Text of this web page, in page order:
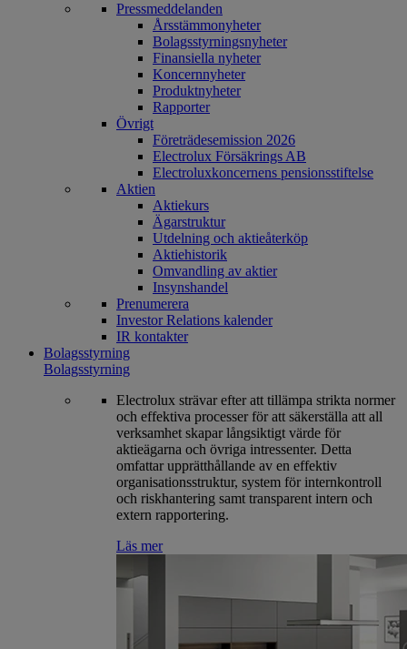
Pressmeddelanden
Årsstämmonyheter
Bolagsstyrningsnyheter
Finansiella nyheter
Koncernnyheter
Produktnyheter
Rapporter
Övrigt
Företrädesemission 2026
Electrolux Försäkrings AB
Electroluxkoncernens pensionsstiftelse
Aktien
Aktiekurs
Ägarstruktur
Utdelning och aktieåterköp
Aktiehistorik
Omvandling av aktier
Insynshandel
Prenumerera
Investor Relations kalender
IR kontakter
Bolagsstyrning
Bolagsstyrning
Electrolux strävar efter att tillämpa strikta normer
och effektiva processer för att säkerställa att all
verksamhet skapar långsiktigt värde för
aktieägarna och övriga intressenter. Detta
omfattar upprätthållande av en effektiv
organisationsstruktur, system för internkontroll
och riskhantering samt transparent intern och
extern rapportering.
Läs mer